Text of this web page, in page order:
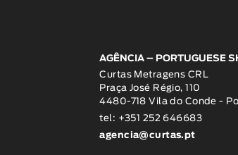
AGÊNCIA – PORTUGUESE
Curtas Metragens CRL
Praça José Régio, 110
4480-718 Vila do Conde -
tel: +351 252 646683
agencia@curtas.pt